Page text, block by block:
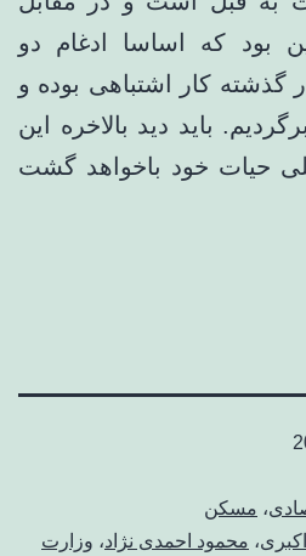
بود که اساسا ادغام دو
کار اشتباهی بوده و
باید دید بالاخره این
حیات خود باخواهد گشت
، مسکن
، محمود احمدی ‌نژاد، وزارت